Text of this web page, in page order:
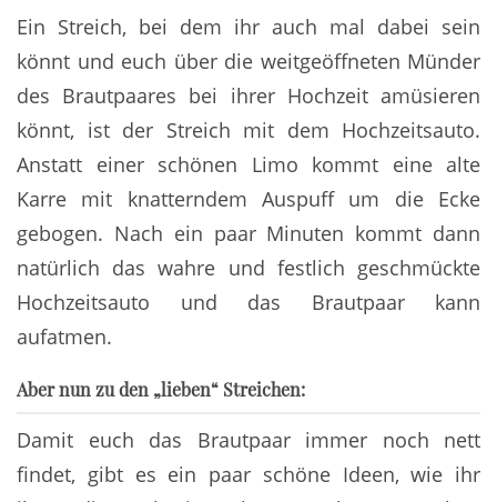
Ein Streich, bei dem ihr auch mal dabei sein
könnt und euch über die weitgeöffneten Münder
des Brautpaares bei ihrer Hochzeit amüsieren
könnt, ist der Streich mit dem Hochzeitsauto.
Anstatt einer schönen Limo kommt eine alte
Karre mit knatterndem Auspuff um die Ecke
gebogen. Nach ein paar Minuten kommt dann
natürlich das wahre und festlich geschmückte
Hochzeitsauto und das Brautpaar kann
aufatmen.
Aber nun zu den „lieben“ Streichen:
Damit euch das Brautpaar immer noch nett
findet, gibt es ein paar schöne Ideen, wie ihr